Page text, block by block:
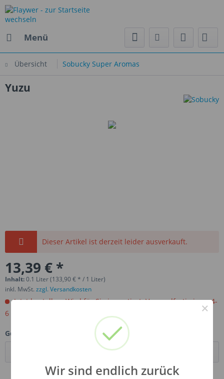
Menü
Übersicht Sobucky Super Aromas
Yuzu
Dieser Artikel ist derzeit leider ausverkauft.
13,39 € *
Inhalt:0.1 Liter (133,90 € * / 1 Liter)
inkl. MwSt. zzgl. Versandkosten
Jetzt bestellen. Wird für Sie importiert. Versandfertig in ca 4-
6 Wochen.
Gebinde:
×
Wir sind endlich zurück